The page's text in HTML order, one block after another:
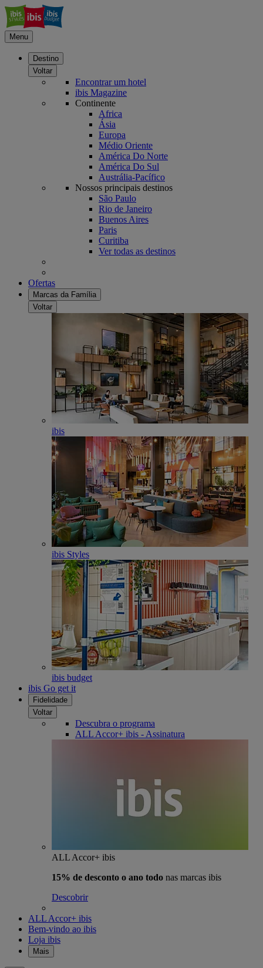
Menu
Destino
Voltar
Encontrar um hotel
ibis Magazine
Continente
Africa
Ásia
Europa
Médio Oriente
América Do Norte
América Do Sul
Austrália-Pacífico
Nossos principais destinos
São Paulo
Rio de Janeiro
Buenos Aires
Paris
Curitiba
Ver todas as destinos
Ofertas
Marcas da Família
Voltar
ibis
ibis Styles
ibis budget
ibis Go get it
Fidelidade
Voltar
Descubra o programa
ALL Accor+ ibis - Assinatura
ALL Accor+ ibis
15% de desconto o ano todo nas marcas ibis
Descobrir
ALL Accor+ ibis
Bem-vindo ao ibis
Loja ibis
Mais